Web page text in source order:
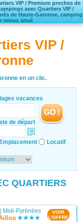
VIP / Premium proches de
avec Quartiers VIP /
de Haute-Garonne, camping
mieux situé
VIP /
en un clic.
vacances
de départ
GO !
Emplacement Locatif
QUARTIERS
| Midi-Pyrénées
VOIR
L'OFFRE